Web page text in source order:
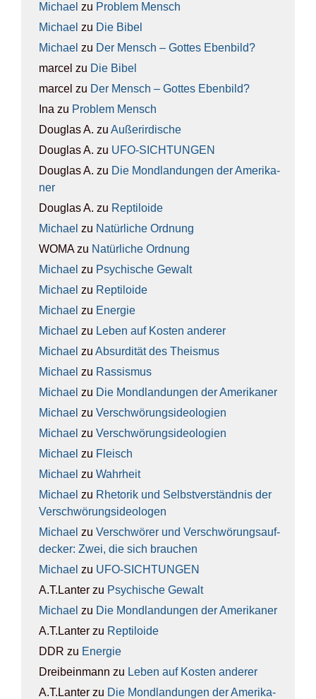
Michael zu Pro­blem Mensch
Michael zu Die Bibel
Michael zu Der Mensch – Got­tes Eben­bild?
marcel zu Die Bibel
marcel zu Der Mensch – Got­tes Eben­bild?
Ina zu Pro­blem Mensch
Douglas A. zu Außer­ir­di­sche
Douglas A. zu UFO-SICH­TUN­GEN
Douglas A. zu Die Mond­lan­dun­gen der Ame­ri­ka­
ner
Douglas A. zu Rep­ti­lo­ide
Michael zu Natür­li­che Ord­nung
WOMAzu Natür­li­che Ord­nung
Michael zu Psy­chi­sche Gewalt
Michael zu Rep­ti­lo­ide
Michael zu Ener­gie
Michael zu Leben auf Kos­ten ande­rer
Michael zu Absur­di­tät des The­is­mus
Michael zu Ras­sis­mus
Michael zu Die Mond­lan­dun­gen der Ame­ri­ka­ner
Michael zu Ver­schwö­rungs­ideo­lo­gien
Michael zu Ver­schwö­rungs­ideo­lo­gien
Michael zu Fleisch
Michael zu Wahr­heit
Michael zu Rhe­to­rik und Selbst­ver­ständ­nis der
Ver­schwö­rungs­ideo­lo­gen
Michael zu Ver­schwö­rer und Ver­schwö­rungs­auf­
de­cker: Zwei, die sich brau­chen
Michael zu UFO-SICH­TUN­GEN
A.T.Lanter zu Psy­chi­sche Gewalt
Michael zu Die Mond­lan­dun­gen der Ame­ri­ka­ner
A.T.Lanter zu Rep­ti­lo­ide
DDR zu Ener­gie
Dreibeinmann zu Leben auf Kos­ten ande­rer
A.T.Lanter zu Die Mond­lan­dun­gen der Ame­ri­ka­